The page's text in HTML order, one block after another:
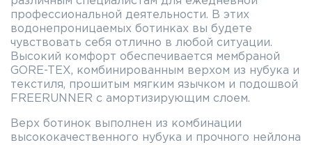
профессиональной деятельности. В этих
водонепроницаемых ботинках вы будете
чувствовать себя отлично в любой ситуации.
Высокий комфорт обеспечивается мембраной
GORE-TEX, комбинированным верхом из нубука и
текстиля, прошитым мягким язычком и подошвой
FREERUNNER с амортизирующим слоем.
Верх ботинок выполнен из комбинации
высококачественного нубука и прочного нейлона